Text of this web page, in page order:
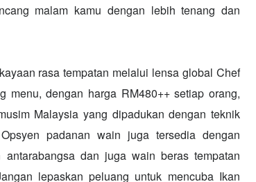
malam kamu dengan lebih tenang dan
rasa tempatan melalui lensa global Chef
menu, dengan harga RM480++ setiap orang,
Malaysia yang dipadukan dengan teknik
padanan wain juga tersedia dengan
dan juga wain beras tempatan
lepaskan peluang untuk mencuba Ikan